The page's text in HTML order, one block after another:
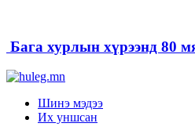
Бага хурлын хүрээнд 80
Шинэ мэдээ
Их уншсан